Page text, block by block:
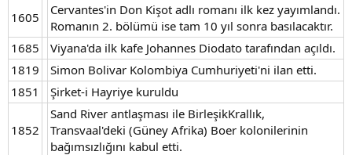
1605
Cervantes'in Don Kişot adlı romanı ilk kez yayımlandı.
Romanın 2. bölümü ise tam 10 yıl sonra basılacaktır.
1685
Viyana'da ilk kafe Johannes Diodato tarafından açıldı.
1819
Simon Bolivar Kolombiya Cumhuriyeti'ni ilan etti.
1851
Şirket-i Hayriye kuruldu
1852
Sand River antlaşması ile BirleşikKrallık,
Transvaal'deki (Güney Afrika) Boer kolonilerinin
bağımsızlığını kabul etti.